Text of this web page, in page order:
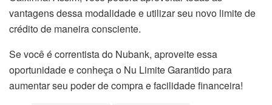
vantagens dessa modalidade e utilizar seu novo limite de
crédito de maneira consciente.
Se você é correntista do Nubank, aproveite essa
oportunidade e conheça o Nu Limite Garantido para
aumentar seu poder de compra e facilidade financeira!